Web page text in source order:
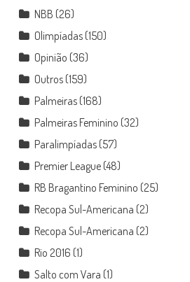
NBB (26)
Olimpíadas(150)
Opinião (36)
Outros(159)
Palmeiras(168)
Palmeiras Feminino (32)
Paralimpíadas(57)
Premier League(48)
RB Bragantino Feminino (25)
Recopa Sul-Americana (2)
Recopa Sul-Americana (2)
Rio 2016 (1)
Salto com Vara (1)